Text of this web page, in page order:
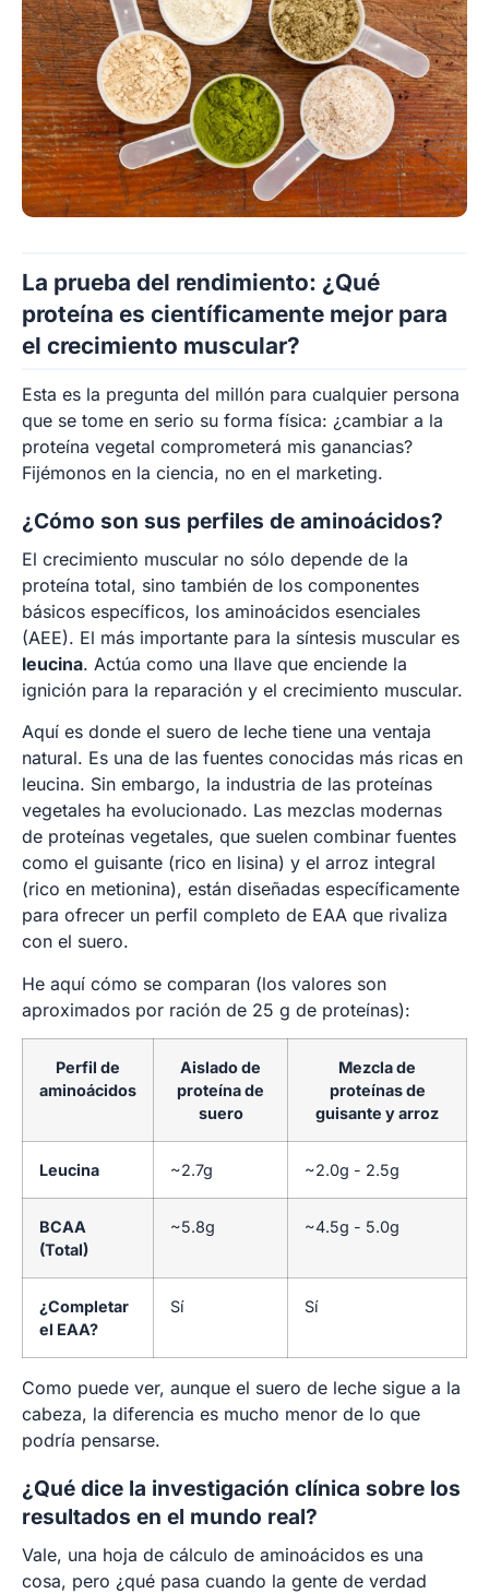
La prueba del rendimiento: ¿Qué
proteína es científicamente mejor para
el crecimiento muscular?
Esta es la pregunta del millón para cualquier persona
que se tome en serio su forma física: ¿cambiar a la
proteína vegetal comprometerá mis ganancias?
Fijémonos en la ciencia, no en el marketing.
¿Cómo son sus perfiles de aminoácidos?
El crecimiento muscular no sólo depende de la
proteína total, sino también de los componentes
básicos específicos, los aminoácidos esenciales
(AEE). El más importante para la síntesis muscular es
leucina. Actúa como una llave que enciende la
ignición para la reparación y el crecimiento muscular.
Aquí es donde el suero de leche tiene una ventaja
natural. Es una de las fuentes conocidas más ricas en
leucina. Sin embargo, la industria de las proteínas
vegetales ha evolucionado. Las mezclas modernas
de proteínas vegetales, que suelen combinar fuentes
como el guisante (rico en lisina) y el arroz integral
(rico en metionina), están diseñadas específicamente
para ofrecer un perfil completo de EAA que rivaliza
con el suero.
He aquí cómo se comparan (los valores son
aproximados por ración de 25 g de proteínas):
Perfil de
aminoácidos
Aislado de
proteína de
suero
Mezcla de
proteínas de
guisante y arroz
Leucina ~2.7g ~2.0g - 2.5g
BCAA
(Total)
~5.8g ~4.5g - 5.0g
¿Completar
el EAA?
Sí Sí
Como puede ver, aunque el suero de leche sigue a la
cabeza, la diferencia es mucho menor de lo que
podría pensarse.
¿Qué dice la investigación clínica sobre los
resultados en el mundo real?
Vale, una hoja de cálculo de aminoácidos es una
cosa, pero ¿qué pasa cuando la gente de verdad